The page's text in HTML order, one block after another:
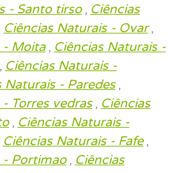
- Santo tirso, Ciências
Ciências Naturais - Ovar,
- Moita, Ciências Naturais -
Ciências Naturais -
Naturais - Paredes,
Torres vedras, Ciências
, Ciências Naturais -
Ciências Naturais - Fafe,
- Portimao, Ciências